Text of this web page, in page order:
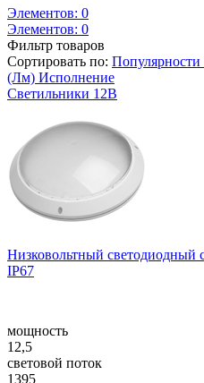
Элементов: 0
Элементов: 0
Фильтр товаров
Сортировать по: Популярности
(Лм) Исполнение
Светильники 12В
Низковольтный светодиодный
IP67
мощность
12,5
световой поток
1395